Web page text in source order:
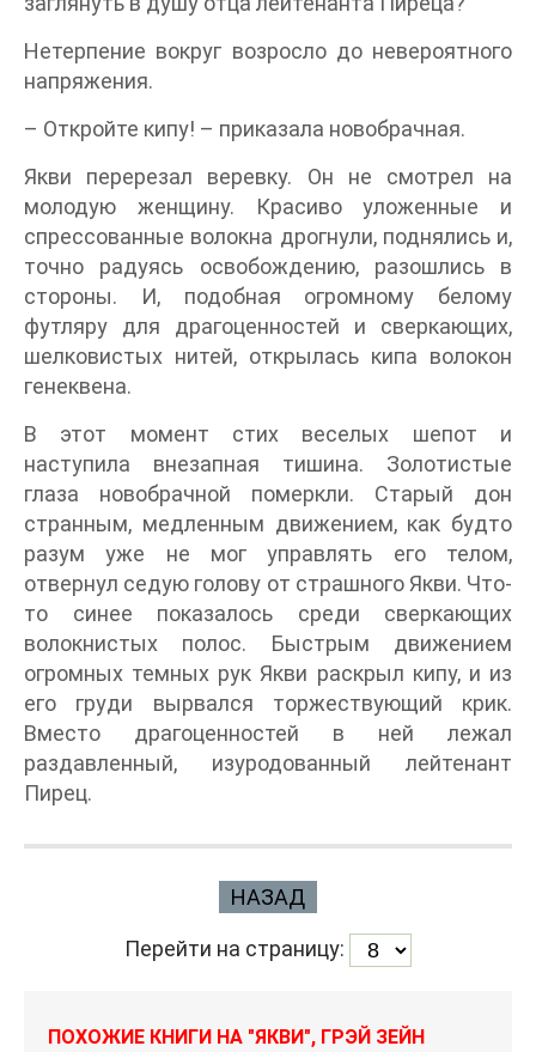
Нетерпение вокруг возросло до невероятного
напряжения.
– Откройте кипу! – приказала новобрачная.
Якви перерезал веревку. Он не смотрел на
молодую женщину. Красиво уложенные и
спрессованные волокна дрогнули, поднялись и,
точно радуясь освобождению, разошлись в
стороны. И, подобная огромному белому
футляру для драгоценностей и сверкающих,
шелковистых нитей, открылась кипа волокон
генеквена.
В этот момент стих веселых шепот и
наступила внезапная тишина. Золотистые
глаза новобрачной померкли. Старый дон
странным, медленным движением, как будто
разум уже не мог управлять его телом,
отвернул седую голову от страшного Якви. Что-
то синее показалось среди сверкающих
волокнистых полос. Быстрым движением
огромных темных рук Якви раскрыл кипу, и из
его груди вырвался торжествующий крик.
Вместо драгоценностей в ней лежал
раздавленный, изуродованный лейтенант
Пирец.
НАЗАД
Перейти на страницу:
ПОХОЖИЕ КНИГИ НА "ЯКВИ", ГРЭЙ ЗЕЙН